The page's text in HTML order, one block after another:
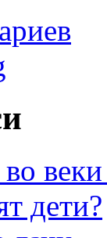
веки
дети?